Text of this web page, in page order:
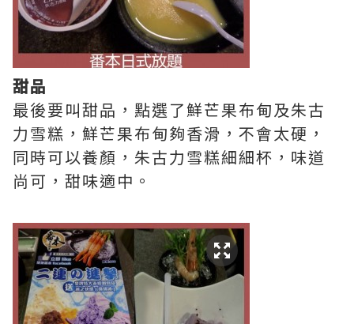
甜品
最後要叫甜品，點選了鮮芒果布甸及朱古
力雪糕，鮮芒果布甸夠香滑，不會太硬，
同時可以養顏，朱古力雪糕細細杯，味道
尚可，甜味適中。